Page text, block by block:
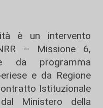
è un intervento
– Missione 6,
da programma
e da Regione
Istituzionale
Ministero della